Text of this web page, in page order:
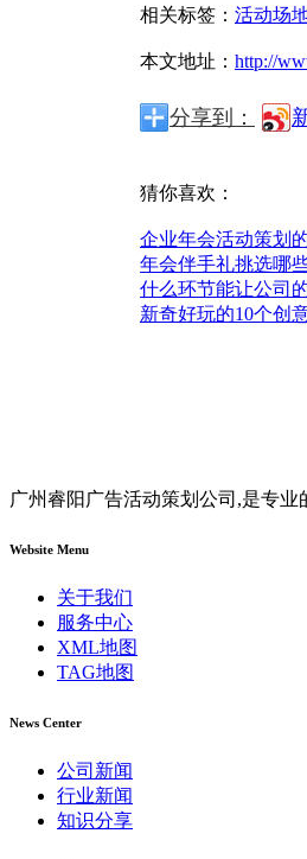
相关标签： 活动场
本文地址： http://
分享到：
猜你喜欢：
企业年会活动策划
年会伴手礼挑选哪
什么环节能让公司
新奇好玩的10个创
广州睿阳广告活动策划公司,是专
Website Menu
关于我们
服务中心
XML地图
TAG地图
News Center
公司新闻
行业新闻
知识分享